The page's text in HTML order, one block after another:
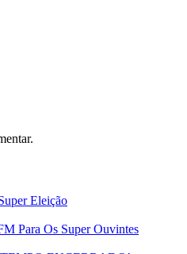
Eleição
Para Os Super Ouvintes